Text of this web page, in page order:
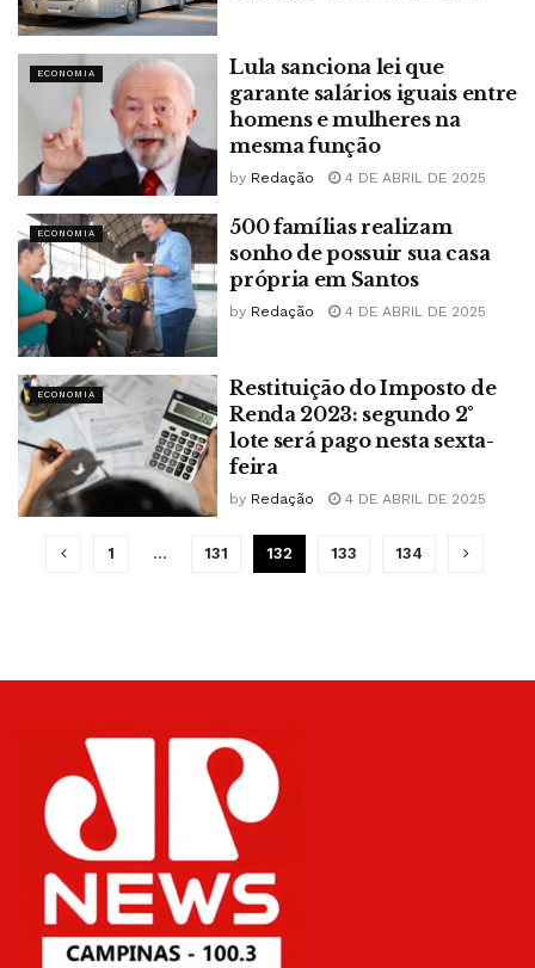
ECONOMIA
Lula sanciona lei que
garante salários iguais entre
homens e mulheres na
mesma função
by Redação 4 DE ABRIL DE 2025
ECONOMIA
500 famílias realizam
sonho de possuir sua casa
própria em Santos
by Redação 4 DE ABRIL DE 2025
ECONOMIA
Restituição do Imposto de
Renda 2023: segundo 2°
lote será pago nesta sexta-
feira
by Redação 4 DE ABRIL DE 2025
1 … 131 132 133 134